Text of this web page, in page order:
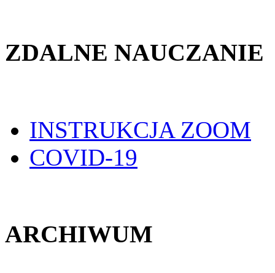
ZDALNE NAUCZANIE
INSTRUKCJA ZOOM
COVID-19
ARCHIWUM